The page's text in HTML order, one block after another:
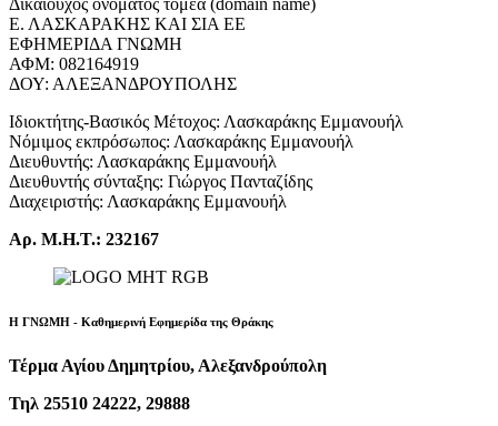
Ε. ΛΑΣΚΑΡΑΚΗΣ ΚΑΙ ΣΙΑ ΕΕ
ΕΦΗΜΕΡΙΔΑ ΓΝΩΜΗ
ΑΦΜ: 082164919
ΔΟΥ: ΑΛΕΞΑΝΔΡΟΥΠΟΛΗΣ
Ιδιοκτήτης-Βασικός Μέτοχος: Λασκαράκης Εμμανουήλ
Νόμιμος εκπρόσωπος: Λασκαράκης Εμμανουήλ
Διευθυντής: Λασκαράκης Εμμανουήλ
Διευθυντής σύνταξης: Γιώργος Πανταζίδης
Διαχειριστής: Λασκαράκης Εμμανουήλ
Αρ. Μ.Η.Τ.: 232167
Η ΓΝΩΜΗ - Καθημερινή Εφημερίδα της Θράκης
Τέρμα Αγίου Δημητρίου, Αλεξανδρούπολη
Τηλ 25510 24222, 29888